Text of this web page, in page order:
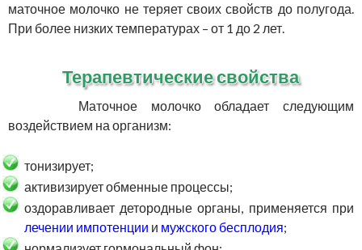
маточное молочко не теряет своих свойств до полугода.
При более низких температурах – от 1 до 2 лет.
Терапевтические свойства
Маточное молочко обладает следующим
воздействием на организм:
тонизирует;
активизирует обменные процессы;
оздоравливает детородные органы, применяется при
лечении импотенции и мужского бесплодия;